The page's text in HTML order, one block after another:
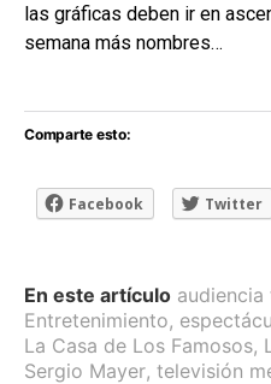
las gráficas deben ir en
semana más nombres…
Comparte esto:
Facebook Twitter
En este artículo audiencia
Entretenimiento,
La Casa de Los Famosos,
Sergio Mayer, televisión